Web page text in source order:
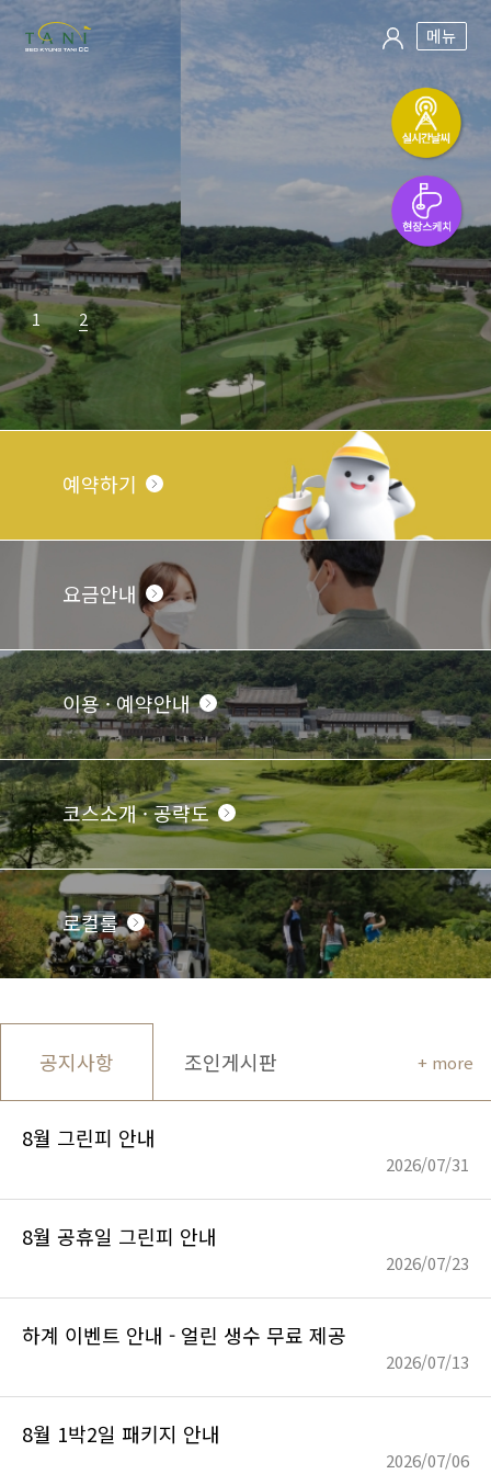
메뉴
1 2
예약하기
요금안내
이용 · 예약안내
코스소개 · 공략도
로컬룰
공지사항 조인게시판 + more
8월 그린피 안내
2026/07/31
8월 공휴일 그린피 안내
2026/07/23
하계 이벤트 안내 - 얼린 생수 무료 제공
2026/07/13
8월 1박2일 패키지 안내
2026/07/06